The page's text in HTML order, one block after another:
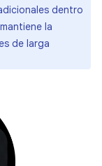
dentro
la
de larga